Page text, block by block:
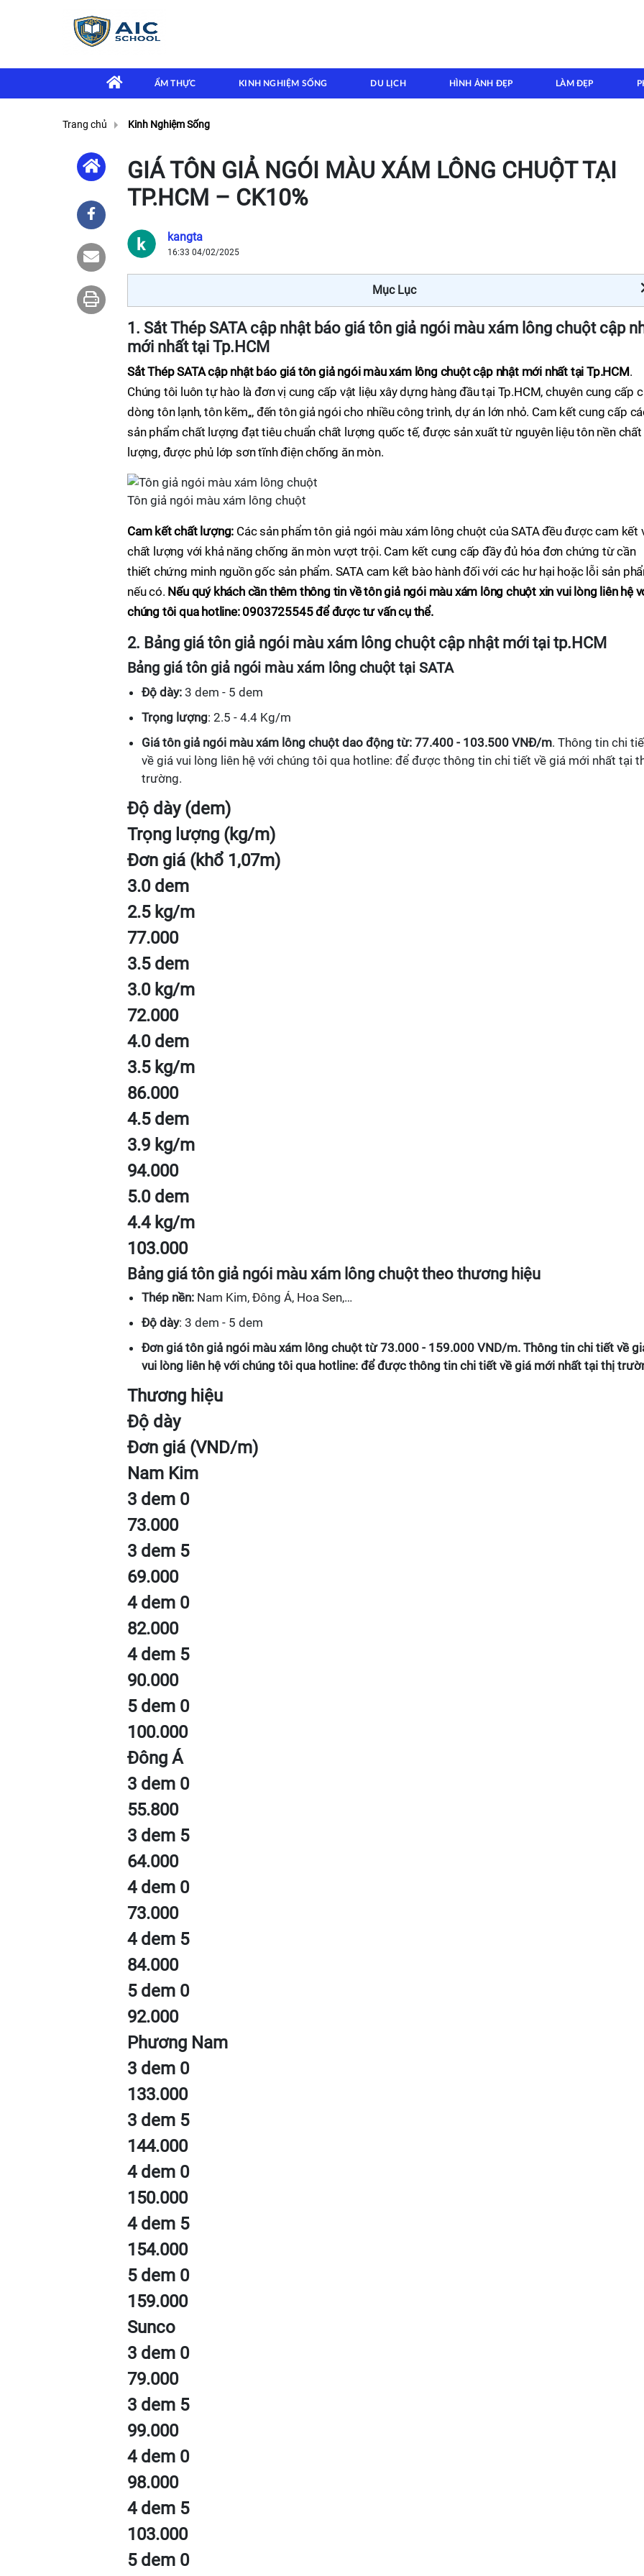
ẨM THỰC KINH NGHIỆM SỐNG DU LỊCH HÌNH ẢNH ĐẸP LÀM ĐẸP
Trang chủ Kinh Nghiệm Sống
GIÁ TÔN GIẢ NGÓI MÀU XÁM LÔNG CHUỘT TẠI
TP.HCM – CK10%
kangta
16:33 04/02/2025
Mục Lục
1. Sắt Thép SATA cập nhật báo giá tôn giả ngói màu xám lông chuột cập
mới nhất tại Tp.HCM
Sắt Thép SATA cập nhật báo giá tôn giả ngói màu xám lông chuột cập nhật mới nhất tại Tp.HCM.
Chúng tôi luôn tự hào là đơn vị cung cấp vật liệu xây dựng hàng đầu tại Tp.HCM, chuyên cung cấp
dòng tôn lạnh, tôn kẽm,,, đến tôn giả ngói cho nhiều công trình, dự án lớn nhỏ. Cam kết cung cấp
sản phẩm chất lượng đạt tiêu chuẩn chất lượng quốc tế, được sản xuất từ nguyên liệu tôn nền chất
lượng, được phủ lớp sơn tĩnh điện chống ăn mòn.
Tôn giả ngói màu xám lông chuột
Cam kết chất lượng: Các sản phẩm tôn giả ngói màu xám lông chuột của SATA đều được cam kết
chất lượng với khả năng chống ăn mòn vượt trội. Cam kết cung cấp đầy đủ hóa đơn chứng từ cần
thiết chứng minh nguồn gốc sản phẩm. SATA cam kết bào hành đối với các hư hại hoặc lỗi sản
nếu có. Nếu quý khách cần thêm thông tin về tôn giả ngói màu xám lông chuột xin vui lòng liên hệ
chúng tôi qua hotline: 0903725545 để được tư vấn cụ thể.
2. Bảng giá tôn giả ngói màu xám lông chuột cập nhật mới tại tp.HCM
Bảng giá tôn giả ngói màu xám lông chuột tại SATA
Độ dày: 3 dem - 5 dem
Trọng lượng: 2.5 - 4.4 Kg/m
Giá tôn giả ngói màu xám lông chuột dao động từ: 77.400 - 103.500 VNĐ/m. Thông tin chi
về giá vui lòng liên hệ với chúng tôi qua hotline: để được thông tin chi tiết về giá mới nhất tại
trường.
Độ dày (dem)
Trọng lượng (kg/m)
Đơn giá (khổ 1,07m)
3.0 dem
2.5 kg/m
77.000
3.5 dem
3.0 kg/m
72.000
4.0 dem
3.5 kg/m
86.000
4.5 dem
3.9 kg/m
94.000
5.0 dem
4.4 kg/m
103.000
Bảng giá tôn giả ngói màu xám lông chuột theo thương hiệu
Thép nền: Nam Kim, Đông Á, Hoa Sen,…
Độ dày: 3 dem - 5 dem
Đơn giá tôn giả ngói màu xám lông chuột từ 73.000 - 159.000 VND/m. Thông tin chi tiết về
vui lòng liên hệ với chúng tôi qua hotline: để được thông tin chi tiết về giá mới nhất tại thị
Thương hiệu
Độ dày
Đơn giá (VND/m)
Nam Kim
3 dem 0
73.000
3 dem 5
69.000
4 dem 0
82.000
4 dem 5
90.000
5 dem 0
100.000
Đông Á
3 dem 0
55.800
3 dem 5
64.000
4 dem 0
73.000
4 dem 5
84.000
5 dem 0
92.000
Phương Nam
3 dem 0
133.000
3 dem 5
144.000
4 dem 0
150.000
4 dem 5
154.000
5 dem 0
159.000
Sunco
3 dem 0
79.000
3 dem 5
99.000
4 dem 0
98.000
4 dem 5
103.000
5 dem 0